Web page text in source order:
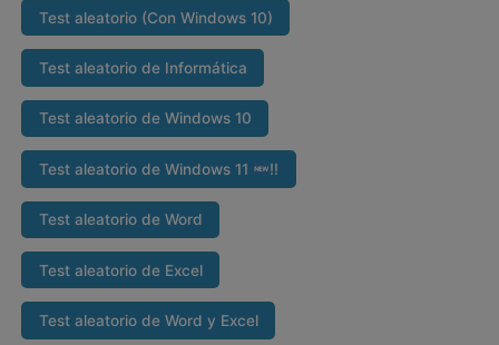
Test aleatorio (Con Windows 10)
Test aleatorio de Informática
Test aleatorio de Windows 10
Test aleatorio de Windows 11 ‼
Test aleatorio de Word
Test aleatorio de Excel
Test aleatorio de Word y Excel